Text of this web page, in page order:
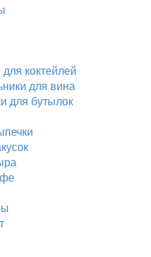
коктейлей
для вина
для бутылок